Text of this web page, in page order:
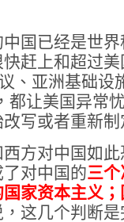
国已经是世
赶上和超过
、亚洲基础
都让美国异常
写或者重新
方对中国如
对中国的三
国家资本主义
这几个判断